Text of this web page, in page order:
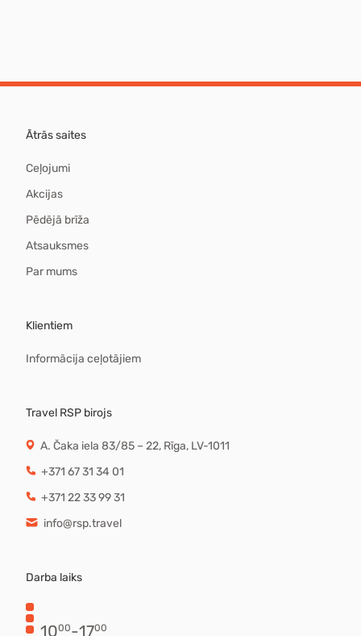
Ātrās saites
Ceļojumi
Akcijas
Pēdējā brīža
Atsauksmes
Par mums
Klientiem
Informācija ceļotājiem
Travel RSP birojs
A. Čaka iela 83/85 – 22, Rīga, LV-1011
+371 67 31 34 01
+371 22 33 99 31
info@rsp.travel
Darba laiks
1000-1700